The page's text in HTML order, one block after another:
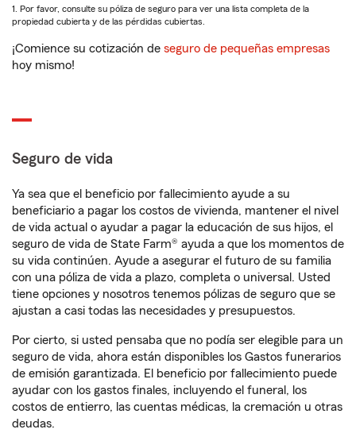
1. Por favor, consulte su póliza de seguro para ver una lista completa de la
propiedad cubierta y de las pérdidas cubiertas.
¡Comience su cotización de seguro de pequeñas empresas
hoy mismo!
Seguro de vida
Ya sea que el beneficio por fallecimiento ayude a su
beneficiario a pagar los costos de vivienda, mantener el nivel
de vida actual o ayudar a pagar la educación de sus hijos, el
seguro de vida de State Farm® ayuda a que los momentos de
su vida continúen. Ayude a asegurar el futuro de su familia
con una póliza de vida a plazo, completa o universal. Usted
tiene opciones y nosotros tenemos pólizas de seguro que se
ajustan a casi todas las necesidades y presupuestos.
Por cierto, si usted pensaba que no podía ser elegible para un
seguro de vida, ahora están disponibles los Gastos funerarios
de emisión garantizada. El beneficio por fallecimiento puede
ayudar con los gastos finales, incluyendo el funeral, los
costos de entierro, las cuentas médicas, la cremación u otras
deudas.